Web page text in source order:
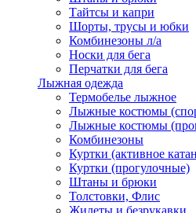
Тайтсы и капри
Шорты, трусы и юбки
Комбинезоны л/а
Носки для бега
Перчатки для бега
Лыжная одежда
Термобелье лыжное
Лыжные костюмы
Лыжные костюмы
Комбинезоны
Куртки (активное
Куртки (прогулочные)
Штаны и брюки
Толстовки, Флис
Жилеты и безрукавки